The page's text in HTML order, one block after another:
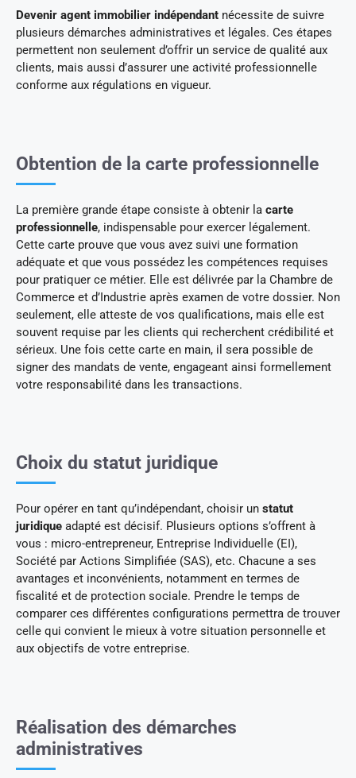
Devenir agent immobilier indépendant nécessite de suivre
plusieurs démarches administratives et légales. Ces étapes
permettent non seulement d’offrir un service de qualité aux
clients, mais aussi d’assurer une activité professionnelle
conforme aux régulations en vigueur.
Obtention de la carte professionnelle
La première grande étape consiste à obtenir la carte
professionnelle, indispensable pour exercer légalement.
Cette carte prouve que vous avez suivi une formation
adéquate et que vous possédez les compétences requises
pour pratiquer ce métier. Elle est délivrée par la Chambre de
Commerce et d’Industrie après examen de votre dossier. Non
seulement, elle atteste de vos qualifications, mais elle est
souvent requise par les clients qui recherchent crédibilité et
sérieux. Une fois cette carte en main, il sera possible de
signer des mandats de vente, engageant ainsi formellement
votre responsabilité dans les transactions.
Choix du statut juridique
Pour opérer en tant qu’indépendant, choisir un statut
juridique adapté est décisif. Plusieurs options s’offrent à
vous : micro-entrepreneur, Entreprise Individuelle (EI),
Société par Actions Simplifiée (SAS), etc. Chacune a ses
avantages et inconvénients, notamment en termes de
fiscalité et de protection sociale. Prendre le temps de
comparer ces différentes configurations permettra de trouver
celle qui convient le mieux à votre situation personnelle et
aux objectifs de votre entreprise.
Réalisation des démarches
administratives